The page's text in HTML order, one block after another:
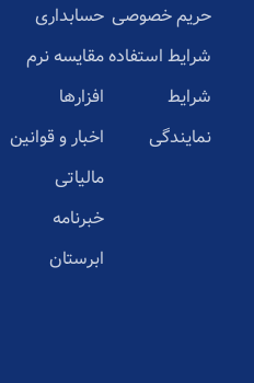
حریم خصوصی
شرایط استفاده
شرایط
نمایندگی
حسابداری
مقایسه نرم
افزارها
اخبار و قوانین
مالیاتی
خبرنامه
ابرستان